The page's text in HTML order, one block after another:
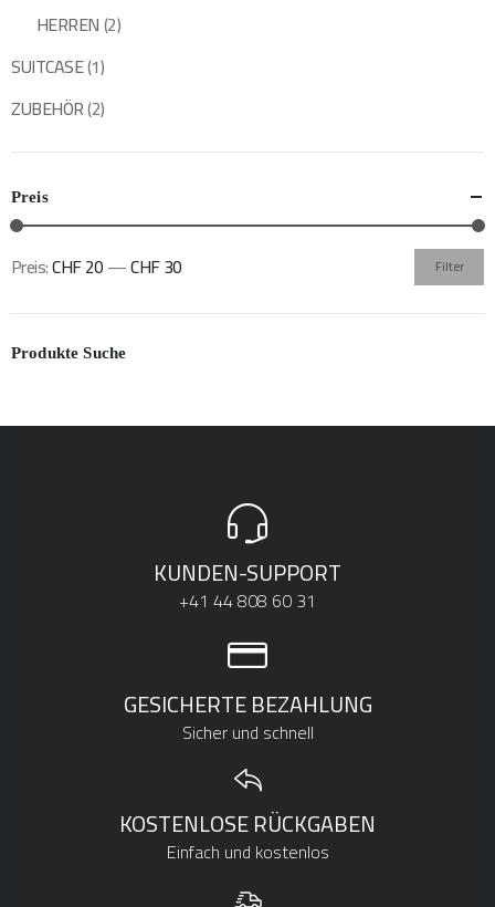
HERREN(2)
SUITCASE(1)
ZUBEHÖR(2)
Preis
Min.
Preis
Max.
Preis
Filter
Preis:CHF 20—CHF 30
Produkte Suche
KUNDEN-SUPPORT
+41 44 808 60 31
GESICHERTE BEZAHLUNG
Sicher und schnell
KOSTENLOSE RÜCKGABEN
Einfach und kostenlos